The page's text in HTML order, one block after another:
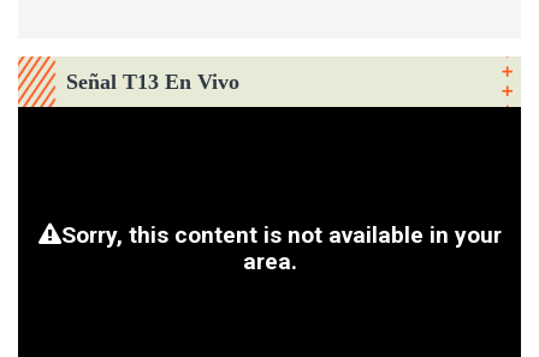
Señal T13 En Vivo